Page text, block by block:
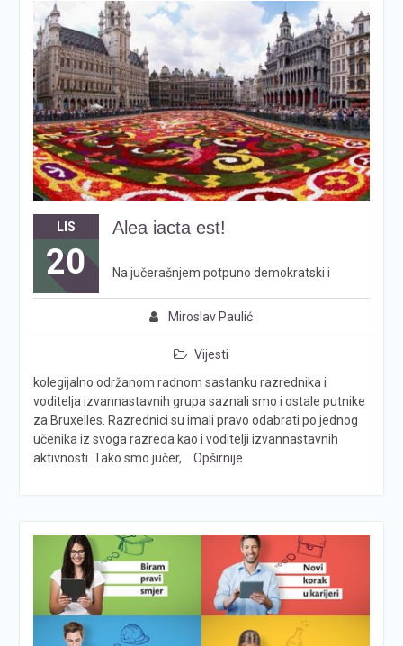
LIS
20
Alea iacta est!
Miroslav Paulić
Vijesti
Na jučerašnjem potpuno demokratski i
kolegijalno održanom radnom sastanku razrednika i
voditelja izvannastavnih grupa saznali smo i ostale putnike
za Bruxelles. Razrednici su imali pravo odabrati po jednog
učenika iz svoga razreda kao i voditelji izvannastavnih
aktivnosti. Tako smo jučer,
Opširnije